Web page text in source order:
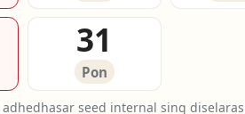
31
Pon
seed internal sing